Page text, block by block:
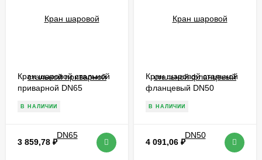
Кран шаровой стальной
приварной DN65
В НАЛИЧИИ
3 859,78 ₽
Кран шаровой стальной
фланцевый DN50
В НАЛИЧИИ
4 091,06 ₽